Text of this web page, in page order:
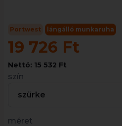
Portwest lángálló munkaruha
19 726 Ft
Nettó: 15 532 Ft
szín
szürke
méret